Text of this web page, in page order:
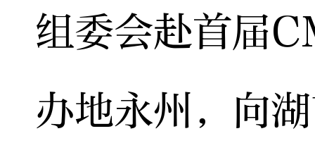
组委会赴首届
办地永州，向